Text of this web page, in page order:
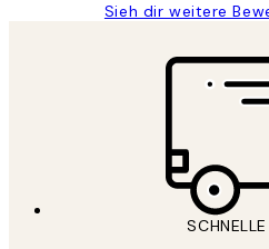
Sieh dir weitere